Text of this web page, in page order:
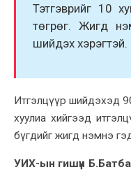
Тэтгэврийг 10
төгрөг. Жигд
шийдэх хэрэгтэй.
Итгэлцүүр шийдэхэд
хуулиа хийгээд
бүгдийг жигд нэмнэ
УИХ-ын гишүүн